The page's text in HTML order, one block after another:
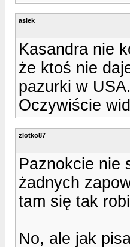
asiek
Kasandra nie
że ktoś nie
pazurki w USA.
Oczywiście
zlotko87
Paznokcie nie
żadnych
tam się tak
No, ale jak